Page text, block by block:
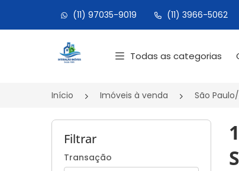
(11) 97035-9019 (11) 3966-5062
Página inicial
Todas as categorias
Início Imóveis à venda São Paulo/
Filtrar
Transação